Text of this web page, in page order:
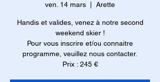
ven. 14 mars Arette
Handis et valides, venez à notre second
weekend skier !
Pour vous inscrire et/ou connaitre
programme, veuillez nous contacter.
Prix : 245 €